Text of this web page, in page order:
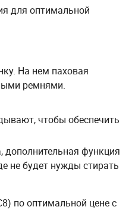
для оптимальной
На нем паховая
ремнями.
чтобы обеспечить
дополнительная функция
не будет нужды стирать
по оптимальной цене с